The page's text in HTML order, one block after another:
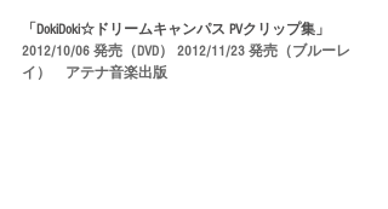
「DokiDoki☆ドリームキャンパス PVクリップ集」
2012/10/06 発売（DVD） 2012/11/23 発売（ブルーレ
イ）　アテナ音楽出版